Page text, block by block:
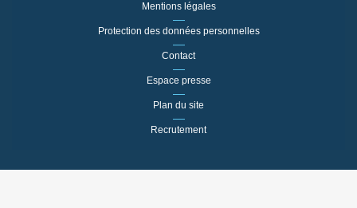
Mentions légales
Protection des données personnelles
Contact
Espace presse
Plan du site
Recrutement